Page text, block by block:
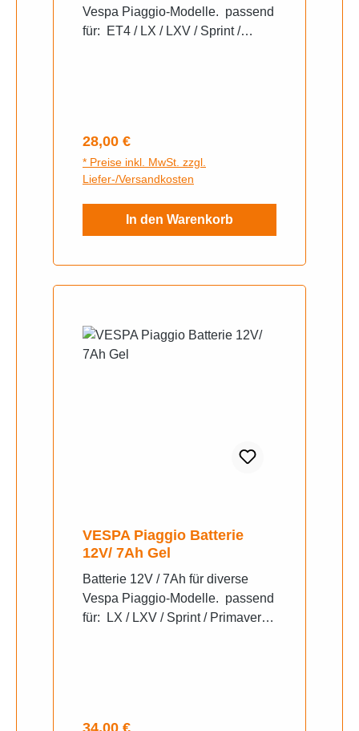
Vespa Piaggio-Modelle. passend
für: ET4 / LX / LXV / Sprint /
Regulärer Preis:
28,00 €
* Preise inkl. MwSt. zzgl.
Liefer-/Versandkosten
In den Warenkorb
VESPA Piaggio Batterie
12V/ 7Ah Gel
Batterie 12V / 7Ah für diverse
Vespa Piaggio-Modelle. passend
für: LX / LXV / Sprint / Primavera /
Regulärer Preis: